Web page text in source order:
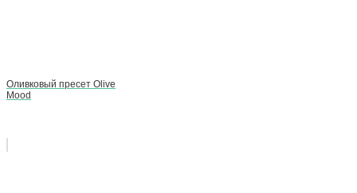
Оливковый пресет Olive
Mood